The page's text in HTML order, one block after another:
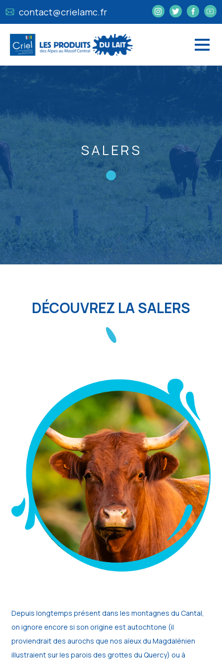
contact@crielamc.fr
SALERS
DÉCOUVREZ LA SALERS
Depuis longtemps présent dans les montagnes du Cantal,
on ignore encore si son origine est autochtone (il
proviendrait des aurochs que nos aïeux du Magdalénien
illustraient sur les parois des grottes du Quercy) ou à